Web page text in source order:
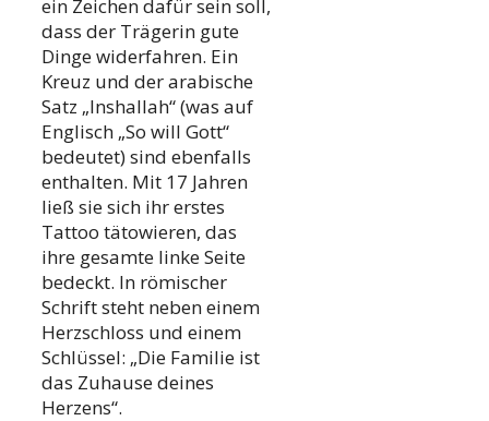
ein Zeichen dafür sein soll,
dass der Trägerin gute
Dinge widerfahren. Ein
Kreuz und der arabische
Satz „Inshallah“ (was auf
Englisch „So will Gott“
bedeutet) sind ebenfalls
enthalten. Mit 17 Jahren
ließ sie sich ihr erstes
Tattoo tätowieren, das
ihre gesamte linke Seite
bedeckt. In römischer
Schrift steht neben einem
Herzschloss und einem
Schlüssel: „Die Familie ist
das Zuhause deines
Herzens“.